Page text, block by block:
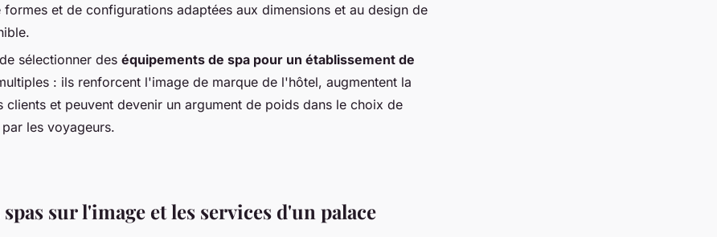
et de configurations adaptées aux dimensions et au design de
sélectionner des équipements de spa pour un établissement de
: ils renforcent l'image de marque de l'hôtel, augmentent la
clients et peuvent devenir un argument de poids dans le choix de
les voyageurs.
sur l'image et les services d'un palace